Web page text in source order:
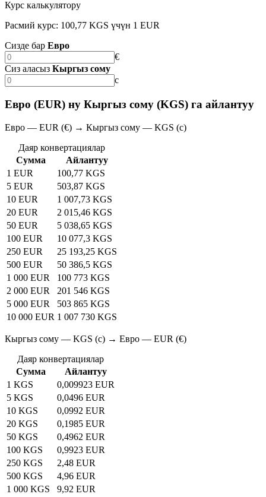
Курс калькулятору
Расмий курс: 100,77 KGS үчүн 1 EUR
Сизде бар Евро
€
Сиз аласыз Кыргыз сому
с
Евро (EUR) ну Кыргыз сому (KGS) га айлантуу
Евро — EUR (€) → Кыргыз сому — KGS (с)
Даяр конвертациялар
Сумма
Айлантуу
1 EUR
100,77 KGS
5 EUR
503,87 KGS
10 EUR
1 007,73 KGS
20 EUR
2 015,46 KGS
50 EUR
5 038,65 KGS
100 EUR
10 077,3 KGS
250 EUR
25 193,25 KGS
500 EUR
50 386,5 KGS
1 000 EUR
100 773 KGS
2 000 EUR
201 546 KGS
5 000 EUR
503 865 KGS
10 000 EUR 1 007 730 KGS
Кыргыз сому — KGS (с) → Евро — EUR (€)
Даяр конвертациялар
Сумма
Айлантуу
1 KGS
0,009923 EUR
5 KGS
0,0496 EUR
10 KGS
0,0992 EUR
20 KGS
0,1985 EUR
50 KGS
0,4962 EUR
100 KGS
0,9923 EUR
250 KGS
2,48 EUR
500 KGS
4,96 EUR
1 000 KGS
9,92 EUR